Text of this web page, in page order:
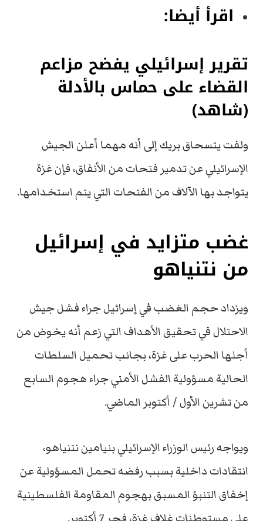
اقرأ أيضا:
تقرير إسرائيلي يفضح مزاعم
القضاء على حماس بالأدلة
(شاهد)
ولفت يتسحاق بريك إلى أنه مهما أعلن الجيش
الإسرائيلي عن تدمير فتحات من الأنفاق، فإن غزة
يتواجد بها الآلاف من الفتحات التي يتم استخدامها.
غضب متزايد في إسرائيل
من نتنياهو
ويزداد حجم الغضب في إسرائيل جراء فشل جيش
الاحتلال في تحقيق الأهداف التي زعم أنه يخوض من
أجلها الحرب على غزة، بجانب تحميل السلطات
الحالية مسؤولية الفشل الأمني جراء هجوم السابع
من تشرين الأول / أكتوبر الماضي.
ويواجه رئيس الوزراء الإسرائيلي بنيامين نتنياهو،
انتقادات داخلية بسبب رفضه تحمل المسؤولية عن
إخفاق التنبؤ المسبق بهجوم المقاومة الفلسطينية